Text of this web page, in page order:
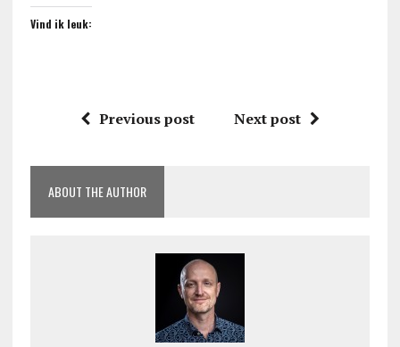
Vind ik leuk:
Previous post Next post
ABOUT THE AUTHOR